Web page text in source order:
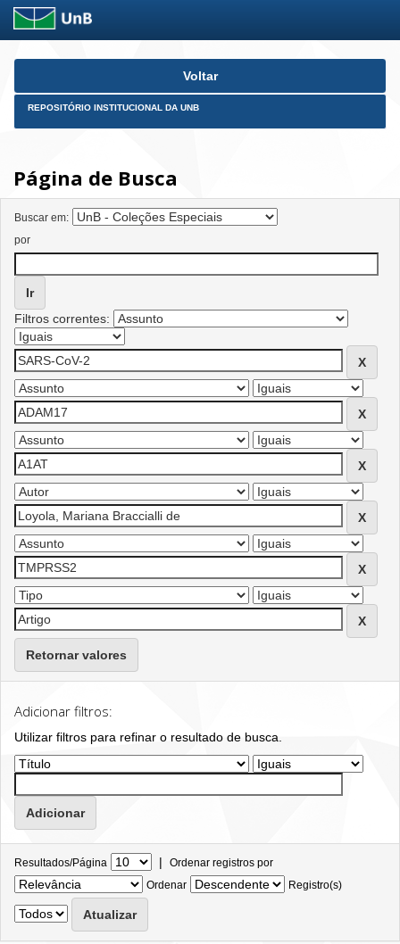
Skip
Voltar
REPOSITÓRIO INSTITUCIONAL DA UNB
Página de Busca
Buscar em:
por
Filtros correntes:
Retornar valores
Adicionar filtros:
Utilizar filtros para refinar o resultado de busca.
Resultados/Página | Ordenar registros por
Ordenar
Registro(s)